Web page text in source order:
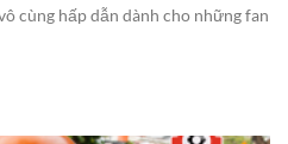
cùng hấp dẫn dành cho những fan